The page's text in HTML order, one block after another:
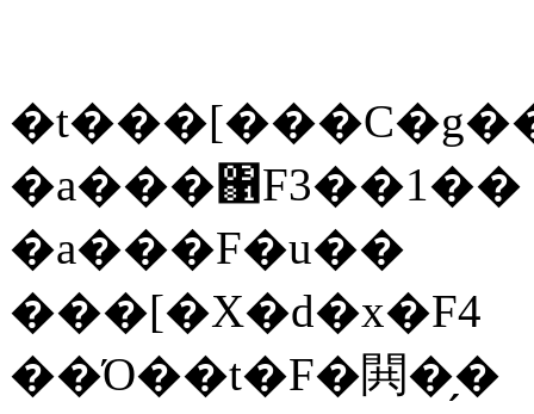
�a���΁F3��1��
�a���F�u��
���[�X�d�x�F4
��Ό��t�F�閧�̗�